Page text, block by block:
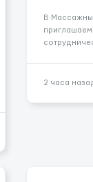
В
заработная
2 часа